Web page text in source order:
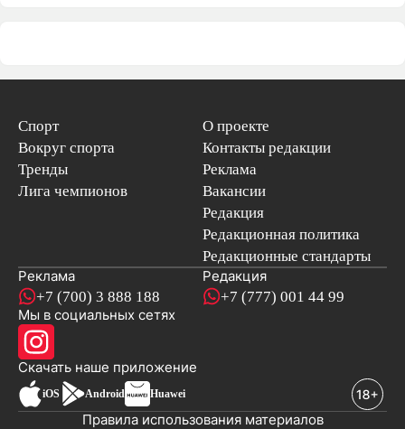
Спорт
Вокруг спорта
Тренды
Лига чемпионов
О проекте
Контакты редакции
Реклама
Вакансии
Редакция
Редакционная политика
Редакционные стандарты
Реклама
+7 (700) 3 888 188
Редакция
+7 (777) 001 44 99
Мы в социальных сетях
Скачать наше приложениеновостей
iOS Android Huawei
Правила использования материалов